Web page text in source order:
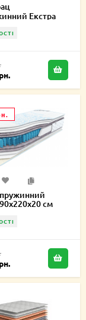
Екстра
см